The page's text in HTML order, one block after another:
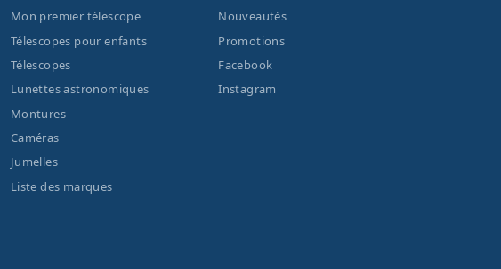
Mon premier télescope
Télescopes pour enfants
Télescopes
Lunettes astronomiques
Montures
Caméras
Jumelles
Liste des marques
Nouveautés
Promotions
Facebook
Instagram